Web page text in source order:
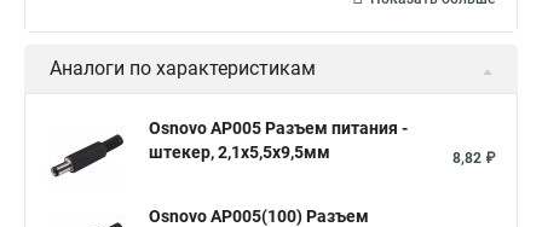
Аналоги по характеристикам
Osnovo AP005 Разъем питания -
штекер, 2,1x5,5x9,5мм
8,82 ₽
Osnovo AP005(100) Разъем